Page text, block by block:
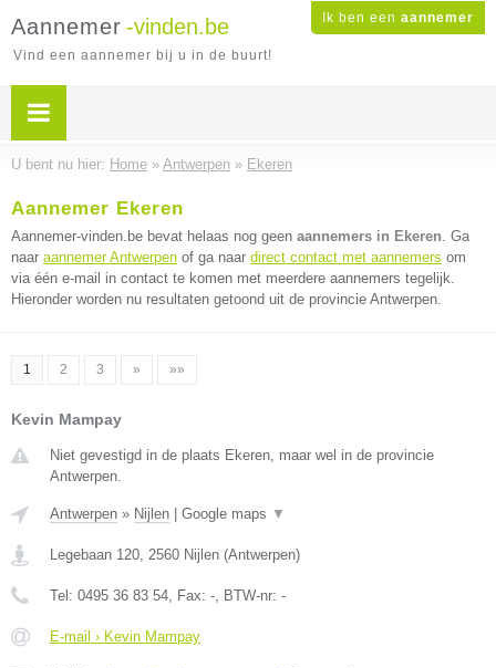
Ik ben een aannemer
Aannemer -vinden.be
Vind een aannemer bij u in de buurt!
U bent nu hier: Home » Antwerpen » Ekeren
Aannemer Ekeren
Aannemer-vinden.be bevat helaas nog geen aannemers in Ekeren. Ga
naar aannemer Antwerpen of ga naar direct contact met aannemers om
via één e-mail in contact te komen met meerdere aannemers tegelijk.
Hieronder worden nu resultaten getoond uit de provincie Antwerpen.
1 2 3 » »»
Kevin Mampay
Niet gevestigd in de plaats Ekeren, maar wel in de provincie
Antwerpen.
Antwerpen » Nijlen Google maps ▼
Legebaan 120, 2560 Nijlen (Antwerpen)
Tel: 0495 36 83 54, Fax: -, BTW-nr: -
E-mail › Kevin Mampay